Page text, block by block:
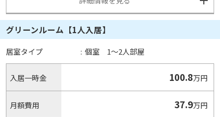
グリーンルーム【1人入居】
居室タイプ : 個室 1～2人部屋
入居一時金 100.8万円
月額費用 37.9万円